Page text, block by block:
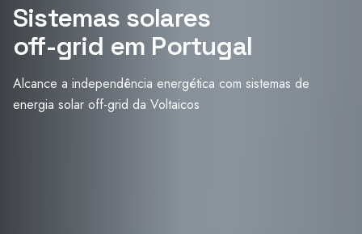
Sistemas solares
off-grid em Portugal
Alcance a independência energética com sistemas de
energia solar off-grid da Voltaicos